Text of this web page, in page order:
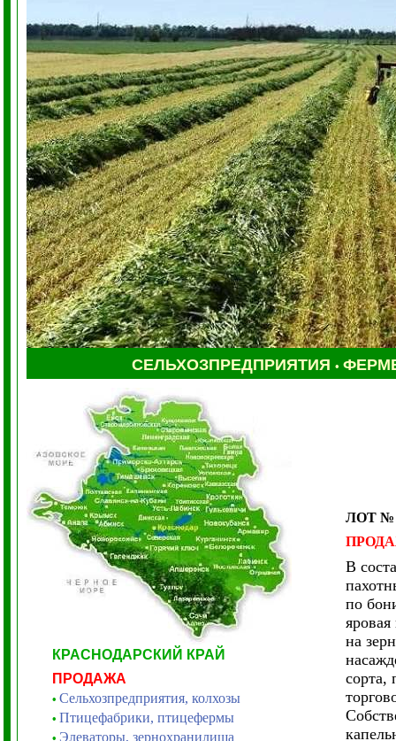
СЕЛЬХОЗПРЕДПРИЯТИЯ •
КРАСНОДАРСКИЙ КРАЙ
ПРОДАЖА
• Сельхозпредприятия, колхозы
• Птицефабрики, птицефермы
• Элеваторы, зернохранилища
ЛОТ №
В
по
на
сорта,